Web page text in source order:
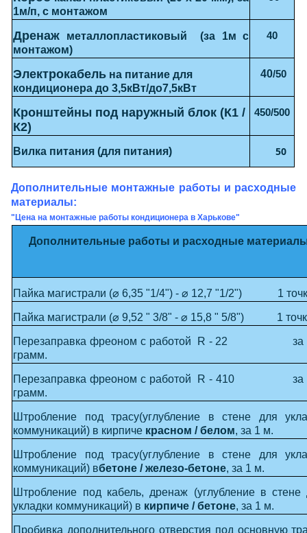
1м/п, с монтажом
Дренаж металлопластиковый (за 1м с
монтажом)
40
Электрокабель на питание для
кондиционера до 3,5кВт/до7,5кВт
40/50
Кронштейны под наружный блок (К1 /
К2)
450/500
Вилка питания (для питания) 50
Дополнительные монтажные работы и расходные
материалы:
"Цена на монтажные работы кондиционера в Харькове"
Дополнительные работы и расходные
Пайка магистрали (⌀ 6,35 "1/4") -⌀ 12,7 "1/2") 1
Пайка магистрали (⌀ 9,52 " 3/8" -⌀ 15,8 " 5/8") 1
Перезаправка фреоном с работой R - 22 за
грамм.
Перезаправка фреоном с работой R - 410 за
грамм.
Штробление под трасу(углубление в стене для
коммуникаций) в кирпиче красном / белом, за 1 м.
Штробление под трасу(углубление в стене для
коммуникаций) вбетоне / железо-бетоне, за 1 м.
Штробление под кабель, дренаж (углубление в стене
укладки коммуникаций) в кирпиче / бетоне, за 1 м.
Пробивка дополнительного отверстия под основную